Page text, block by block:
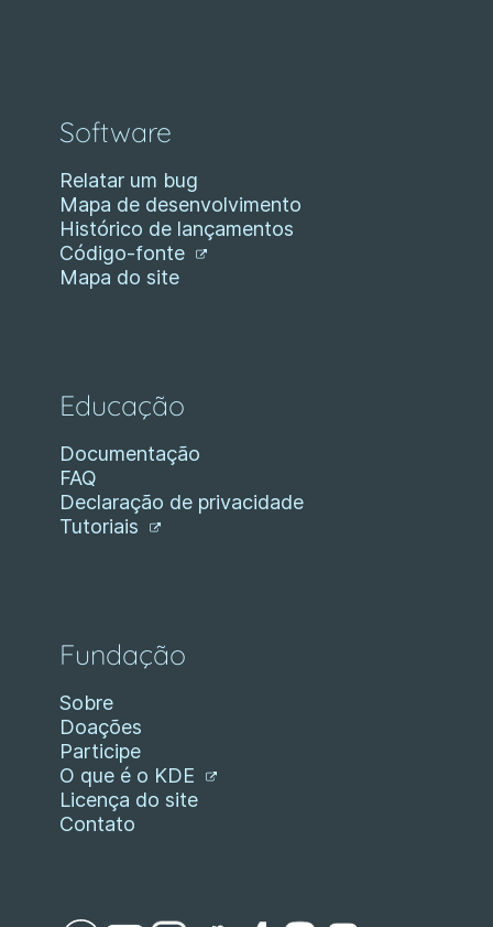
Software
Relatar um bug
Mapa de desenvolvimento
Histórico de lançamentos
Código-fonte
Mapa do site
Educação
Documentação
FAQ
Declaração de privacidade
Tutoriais
Fundação
Sobre
Doações
Participe
O que é o KDE
Licença do site
Contato